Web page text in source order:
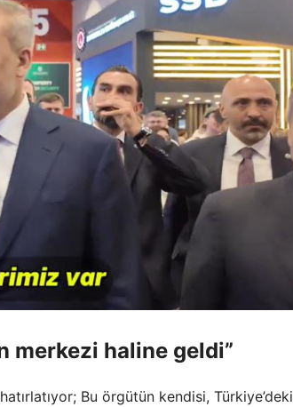
merkezi haline geldi”
Bu örgütün kendisi, Türkiye’deki